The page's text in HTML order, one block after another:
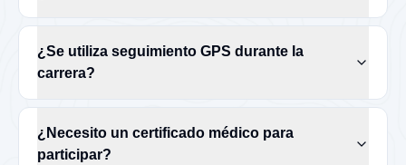
¿Se utiliza seguimiento GPS durante la
carrera?
¿Necesito un certificado médico para
participar?